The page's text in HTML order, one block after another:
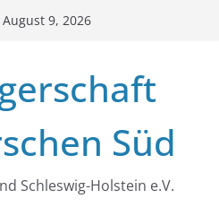
9, 2026
Süd
Schleswig-Holstein e.V.